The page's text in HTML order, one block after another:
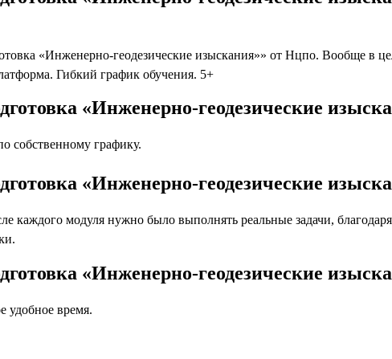
«Инженерно-геодезические изыскания»» от Нцпо. Вообще в
Гибкий график обучения. 5+
«Инженерно-геодезические
собственному графику.
«Инженерно-геодезические
каждого модуля нужно было выполнять реальные задачи,
«Инженерно-геодезические
удобное время.